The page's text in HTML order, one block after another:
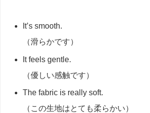
It’s smooth.
（滑らかです）
It feels gentle.
（優しい感触です）
The fabric is really soft.
（この生地はとても柔らかい）